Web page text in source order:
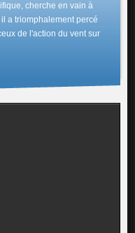
cherche en vain à
a triomphalement percé
de l'action du vent sur